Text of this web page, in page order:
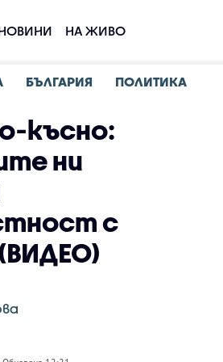
НА ЖИВО
БЪЛГАРИЯ ПОЛИТИКА
късно:
ни
с